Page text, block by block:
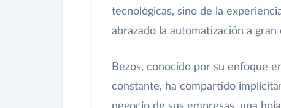
tecnológicas, sino de la
abrazado la automatización a gran
Bezos, conocido por su enfoque
constante, ha compartido